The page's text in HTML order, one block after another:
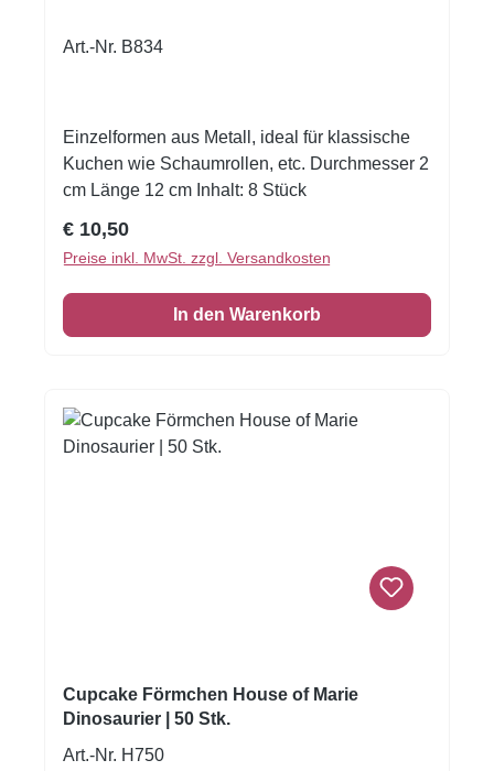
Art.-Nr. B834
Einzelformen aus Metall, ideal für klassische
Kuchen wie Schaumrollen, etc. Durchmesser 2
cm Länge 12 cm Inhalt: 8 Stück
Regulärer Preis:
€ 10,50
Preise inkl. MwSt. zzgl. Versandkosten
In den Warenkorb
Cupcake Förmchen House of Marie
Dinosaurier | 50 Stk.
Art.-Nr. H750